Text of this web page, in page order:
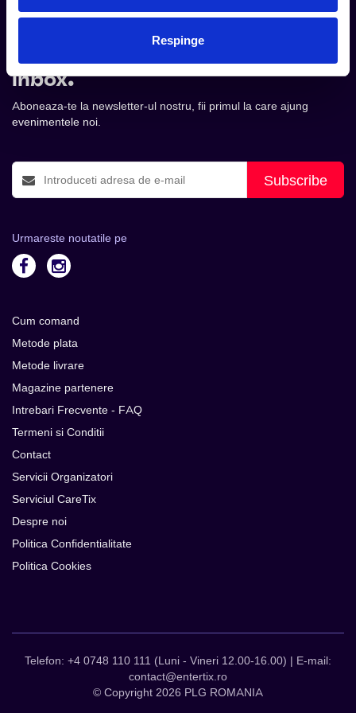
Respinge
Tot ce te intereseaza, direct in
inbox.
Aboneaza-te la newsletter-ul nostru, fii primul la care ajung
evenimentele noi.
Subscribe
Urmareste noutatile pe
Cum comand
Metode plata
Metode livrare
Magazine partenere
Intrebari Frecvente - FAQ
Termeni si Conditii
Contact
Servicii Organizatori
Serviciul CareTix
Despre noi
Politica Confidentialitate
Politica Cookies
Telefon: +4 0748 110 111 (Luni - Vineri 12.00-16.00) | E-mail:
contact@entertix.ro
© Copyright 2026 PLG ROMANIA